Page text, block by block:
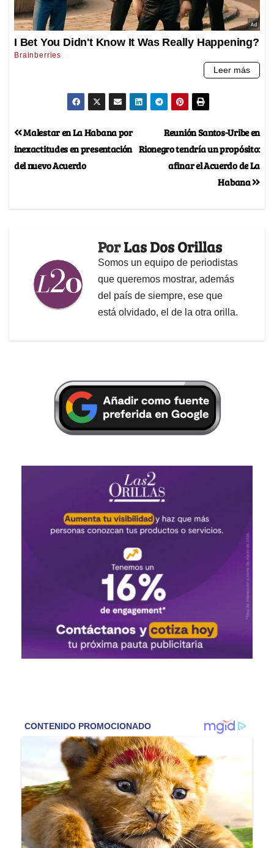
Reunión Santos-Uribe en
Rionegro tendría un propósito:
afinar el Acuerdo de La
Habana
Malestar en La Habana por
inexactitudes en presentación
del nuevo Acuerdo
PorLas Dos Orillas
Somos un equipo de periodistas
que queremos mostrar, además
del país de siempre, ese que
está olvidado, el de la otra orilla.